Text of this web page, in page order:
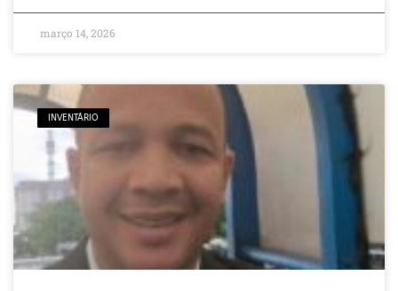
março 14, 2026
INVENTÁRIO